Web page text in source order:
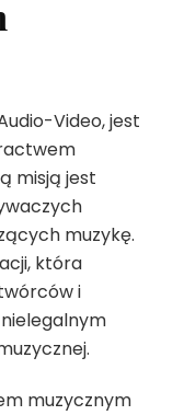
Video, jest
misją jest
muzykę.
która
i
muzycznym